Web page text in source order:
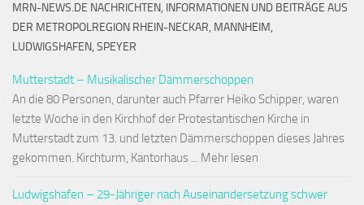
MRN-NEWS.DE NACHRICHTEN, INFORMATIONEN UND BEITRÄGE AUS
DER METROPOLREGION RHEIN-NECKAR, MANNHEIM,
LUDWIGSHAFEN, SPEYER
Mutterstadt – Musikalischer Dämmerschoppen
An die 80 Personen, darunter auch Pfarrer Heiko Schipper, waren
letzte Woche in den Kirchhof der Protestantischen Kirche in
Mutterstadt zum 13. und letzten Dämmerschoppen dieses Jahres
gekommen. Kirchturm, Kantorhaus ... Mehr lesen
Ludwigshafen – 29-Jähriger nach Auseinandersetzung schwer